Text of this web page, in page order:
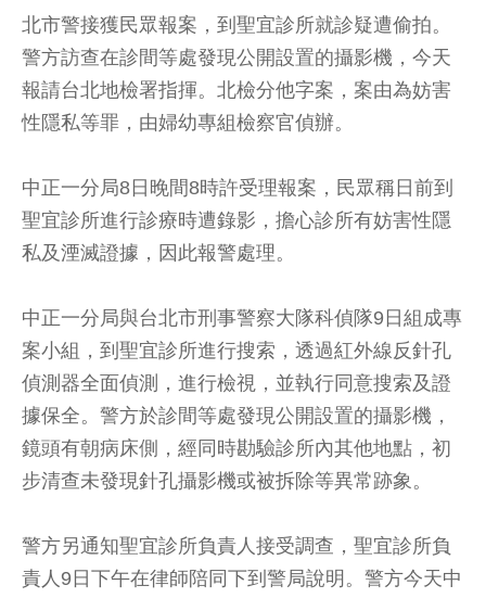
北市警接獲民眾報案，到聖宜診所就診疑遭偷拍。
警方訪查在診間等處發現公開設置的攝影機，今天
報請台北地檢署指揮。北檢分他字案，案由為妨害
性隱私等罪，由婦幼專組檢察官偵辦。
中正一分局8日晚間8時許受理報案，民眾稱日前到
聖宜診所進行診療時遭錄影，擔心診所有妨害性隱
私及湮滅證據，因此報警處理。
中正一分局與台北市刑事警察大隊科偵隊9日組成專
案小組，到聖宜診所進行搜索，透過紅外線反針孔
偵測器全面偵測，進行檢視，並執行同意搜索及證
據保全。警方於診間等處發現公開設置的攝影機，
鏡頭有朝病床側，經同時勘驗診所內其他地點，初
步清查未發現針孔攝影機或被拆除等異常跡象。
警方另通知聖宜診所負責人接受調查，聖宜診所負
責人9日下午在律師陪同下到警局說明。警方今天中